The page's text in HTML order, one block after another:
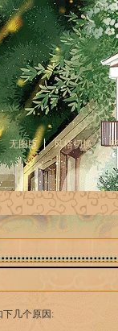
无图版 风格切换
下几个原因: